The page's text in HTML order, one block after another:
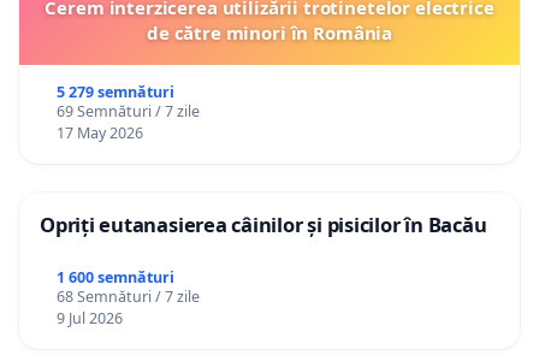
Cerem interzicerea utilizării trotinetelor electrice
de către minori în România
5 279 semnături
69 Semnături / 7 zile
17 May 2026
Opriți eutanasierea câinilor și pisicilor în Bacău
1 600 semnături
68 Semnături / 7 zile
9 Jul 2026